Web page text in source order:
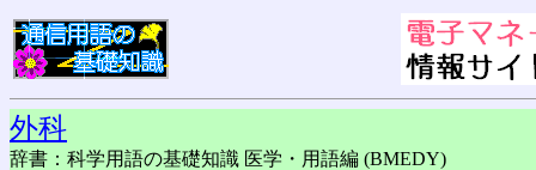
外科
辞書：科学用語の基礎知識 医学・用語編 (BMEDY)